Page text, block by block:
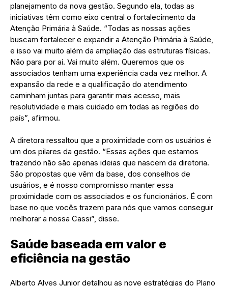
planejamento da nova gestão. Segundo ela, todas as
iniciativas têm como eixo central o fortalecimento da
Atenção Primária à Saúde. “Todas as nossas ações
buscam fortalecer e expandir a Atenção Primária à Saúde,
e isso vai muito além da ampliação das estruturas físicas.
Não para por aí. Vai muito além. Queremos que os
associados tenham uma experiência cada vez melhor. A
expansão da rede e a qualificação do atendimento
caminham juntas para garantir mais acesso, mais
resolutividade e mais cuidado em todas as regiões do
país”, afirmou.
A diretora ressaltou que a proximidade com os usuários é
um dos pilares da gestão. “Essas ações que estamos
trazendo não são apenas ideias que nascem da diretoria.
São propostas que vêm da base, dos conselhos de
usuários, e é nosso compromisso manter essa
proximidade com os associados e os funcionários. É com
base no que vocês trazem para nós que vamos conseguir
melhorar a nossa Cassi”, disse.
Saúde baseada em valor e
eficiência na gestão
Alberto Alves Junior detalhou as nove estratégias do Plano